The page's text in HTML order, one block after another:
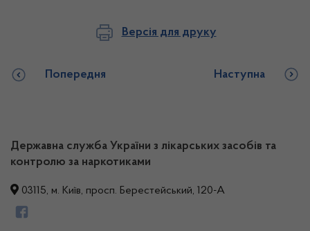
Версія для друку
Попередня Наступна
Державна служба України з лікарських засобів та
контролю за наркотиками
03115, м. Київ, просп. Берестейський, 120-А